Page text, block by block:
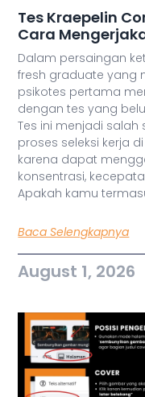
Tes Kraepelin
Cara
Dalam persaingan
fresh graduate yang
psikotes pertama
dengan tes yang
Tes ini menjadi
proses seleksi kerja
karena dapat
konsentrasi,
Apakah kamu
Baca Selengkapnya
August 1, 2026